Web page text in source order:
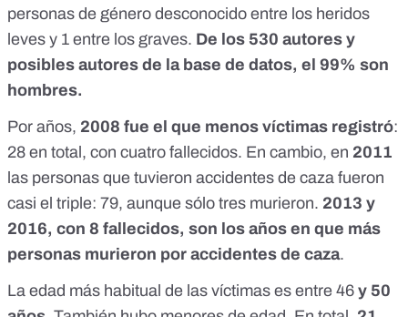
personas de género desconocido entre los heridos
leves y 1 entre los graves. De los 530 autores y
posibles autores de la base de datos, el 99% son
hombres.
Por años, 2008 fue el que menos víctimas registró:
28 en total, con cuatro fallecidos. En cambio, en 2011
las personas que tuvieron accidentes de caza fueron
casi el triple: 79, aunque sólo tres murieron. 2013 y
2016, con 8 fallecidos, son los años en que más
personas murieron por accidentes de caza.
La edad más habitual de las víctimas es entre 46 y 50